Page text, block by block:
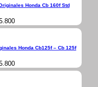
Honda Cb 160f Std
Honda Cb125f – Cb 125f